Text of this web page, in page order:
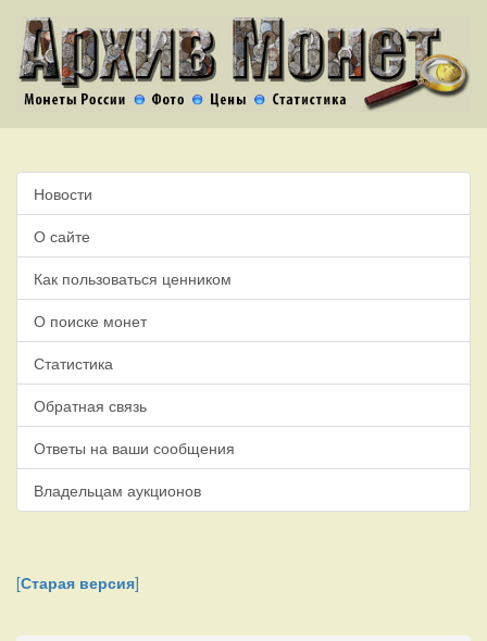
Новости
О сайте
Как пользоваться ценником
О поиске монет
Статистика
Обратная связь
Ответы на ваши сообщения
Владельцам аукционов
[Старая версия]